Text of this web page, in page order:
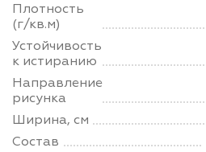
Плотность
(г/кв.м)
Устойчивость
к истиранию
Направление
рисунка
Ширина, см
Состав